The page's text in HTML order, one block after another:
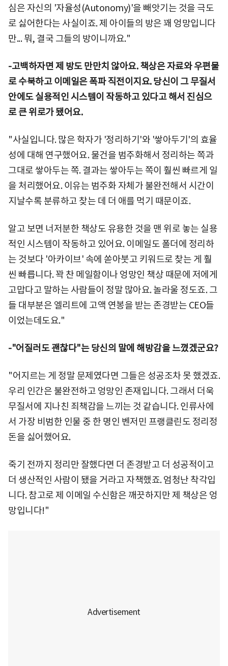
심은 자신의 '자율성(Autonomy)'을 빼앗기는 것을 극도
로 싫어한다는 사실이죠. 제 아이들의 방은 꽤 엉망입니다
만... 뭐, 결국 그들의 방이니까요."
-고백하자면 제 방도 만만치 않아요. 책상은 자료와 우편물
로 수북하고 이메일은 폭파 직전이지요. 당신이 그 무질서
안에도 실용적인 시스템이 작동하고 있다고 해서 진심으
로 큰 위로가 됐어요.
"사실입니다. 많은 학자가 '정리하기'와 '쌓아두기'의 효율
성에 대해 연구했어요. 물건을 범주화해서 정리하는 쪽과
그대로 쌓아두는 쪽. 결과는 쌓아두는 쪽이 훨씬 빠르게 일
을 처리했어요. 이유는 범주화 자체가 불완전해서 시간이
지날수록 분류하고 찾는 데 더 애를 먹기 때문이죠.
알고 보면 너저분한 책상도 유용한 것을 맨 위로 놓는 실용
적인 시스템이 작동하고 있어요. 이메일도 폴더에 정리하
는 것보다 '아카이브' 속에 쏟아붓고 키워드로 찾는 게 훨
씬 빠릅니다. 꽉 찬 메일함이나 엉망인 책상 때문에 저에게
고맙다고 말하는 사람들이 정말 많아요. 놀라울 정도죠. 그
들 대부분은 엘리트에 고액 연봉을 받는 존경받는 CEO들
이었는데도요."
-"어질러도 괜찮다"는 당신의 말에 해방감을 느꼈겠군요?
"어지르는 게 정말 문제였다면 그들은 성공조차 못 했겠죠.
우리 인간은 불완전하고 엉망인 존재입니다. 그래서 더욱
무질서에 지나친 죄책감을 느끼는 것 같습니다. 인류사에
서 가장 비범한 인물 중 한 명인 벤저민 프랭클린도 정리정
돈을 싫어했어요.
죽기 전까지 정리만 잘했다면 더 존경받고 더 성공적이고
더 생산적인 사람이 됐을 거라고 자책했죠. 엄청난 착각입
니다. 참고로 제 이메일 수신함은 깨끗하지만 제 책상은 엉
망입니다!"